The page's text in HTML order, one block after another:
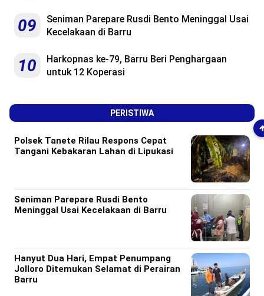
09
Seniman Parepare Rusdi Bento Meninggal Usai
Kecelakaan di Barru
10
Harkopnas ke-79, Barru Beri Penghargaan
untuk 12 Koperasi
PERISTIWA
Polsek Tanete Rilau Respons Cepat
Tangani Kebakaran Lahan di Lipukasi
Seniman Parepare Rusdi Bento
Meninggal Usai Kecelakaan di Barru
Hanyut Dua Hari, Empat Penumpang
Jolloro Ditemukan Selamat di Perairan
Barru